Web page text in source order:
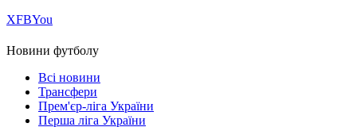
ХFBYou
Новини футболу
Всі новини
Трансфери
Прем'єр-ліга України
Перша ліга України